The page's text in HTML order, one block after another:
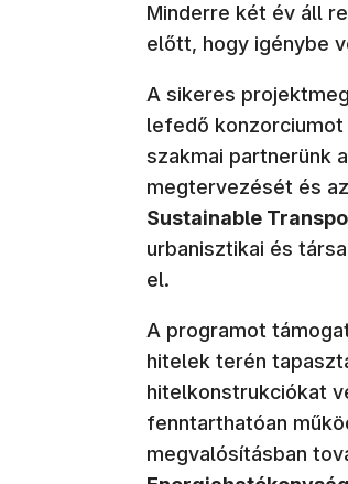
Minderre két év áll
előtt, hogy igénybe
A sikeres
lefedő
szakmai partnerünk a
megtervezését és
Sustainable
urbanisztikai és
el.
A programot
hitelek terén
hitelkonstrukciókat
fenntarthatóan
megvalósításban